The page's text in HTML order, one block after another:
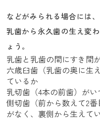
などがみられる場合には
乳歯から永久歯の生え変
ょう。
乳歯と乳歯の間にすき間
六歳臼歯（乳歯の奥に生
ているか
乳切歯（4本の前歯）が
側切歯（前から数えて2
がなく、裏側から生えて